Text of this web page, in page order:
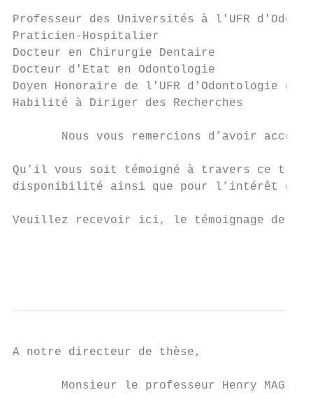
Professeur des Universités à l'UFR
Praticien-Hospitalier
Docteur en Chirurgie Dentaire
Docteur d'Etat en Odontologie
Doyen Honoraire de l'UFR d'Odontologie de
Habilité à Diriger des Recherches
Nous vous remercions d’avoir
Qu’il vous soit témoigné à travers ce
disponibilité ainsi que pour l’intérêt de
Veuillez recevoir ici, le témoignage de
A notre directeur de thèse,
Monsieur le professeur Henry